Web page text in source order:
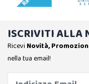
ISCRIVITI ALLA
Ricevi Novità,
nella tua email!